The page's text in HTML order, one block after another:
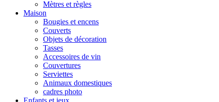
Mètres et règles
Maison
Bougies et encens
Couverts
Objets de décoration
Tasses
Accessoires de vin
Couvertures
Serviettes
Animaux domestiques
cadres photo